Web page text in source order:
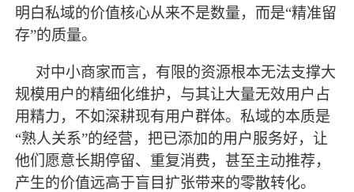
明白私域的价值核心从来不是数量，而是“精准留
存”的质量。
对中小商家而言，有限的资源根本无法支撑大
规模用户的精细化维护，与其让大量无效用户占
用精力，不如深耕现有用户群体。私域的本质是
“熟人关系”的经营，把已添加的用户服务好，让
他们愿意长期停留、重复消费，甚至主动推荐，
产生的价值远高于盲目扩张带来的零散转化。